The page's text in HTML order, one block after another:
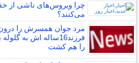
چرا ویروس‌های ناشی از
می‌کنند؟
مرد جوان همسرش را درون
فرزند16ساله اش به
را هم کشت